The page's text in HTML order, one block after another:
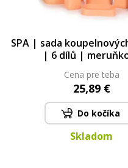
SPA | sada
| 6 dílů |
Cena pre teba
25,89 €
Do kočíka
Skladom